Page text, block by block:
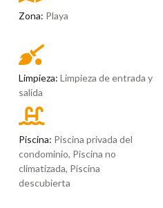
Zona: Playa
Limpieza: Limpieza de entrada y
salida
Piscina: Piscina privada del
condominio, Piscina no
climatizada, Piscina
descubierta